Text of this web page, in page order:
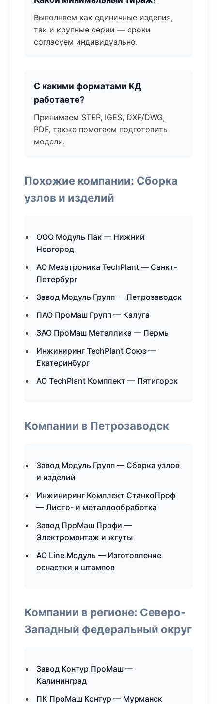
Выполняем как единичные изделия,
так и крупные серии — сроки
согласуем индивидуально.
С какими форматами КД
работаете?
Принимаем STEP, IGES, DXF/DWG,
PDF, также помогаем подготовить
модели.
Похожие компании: Сборка
узлов и изделий
ООО Модуль Пак — Нижний
Новгород
АО Мехатроника TechPlant — Санкт-
Петербург
Завод Модуль Групп — Петрозаводск
ПАО ПроМаш Групп — Калуга
ЗАО ПроМаш Металлика — Пермь
Инжиниринг TechPlant Союз —
Екатеринбург
АО TechPlant Комплект — Пятигорск
Компании в Петрозаводск
Завод Модуль Групп — Сборка узлов
и изделий
Инжиниринг Комплект СтанкоПроф
— Листо- и металлообработка
Завод ПроМаш Профи —
Электромонтаж и жгуты
АО Line Модуль — Изготовление
оснастки и штампов
Компании в регионе: Северо-
Западный федеральный округ
Завод Контур ПроМаш —
Калининград
ПК ПроМаш Контур — Мурманск